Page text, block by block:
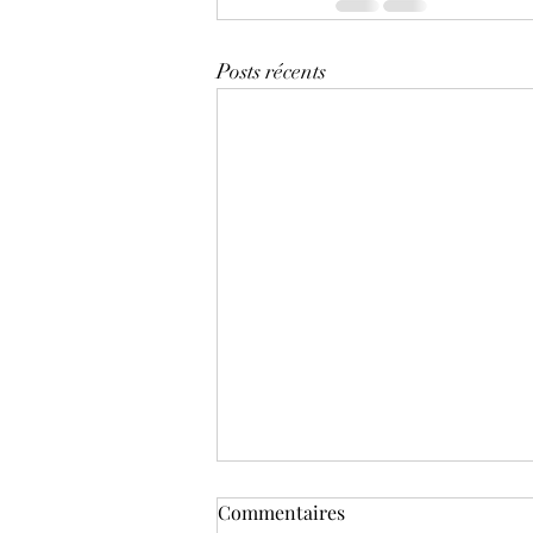
Posts récents
Les coulisses de
Commentaires